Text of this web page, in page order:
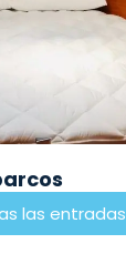
las entradas